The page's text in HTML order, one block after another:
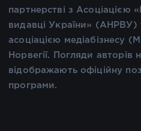
партнерстві з Асоціацією
видавці України» (АНРВУ)
асоціацією медіабізнесу
Норвегії. Погляди авторів
відображають офіційну
програми.